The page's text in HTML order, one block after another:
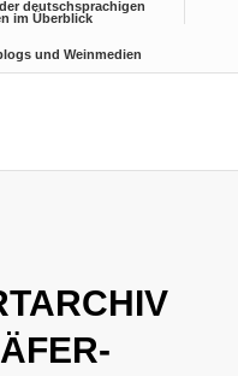
deutschsprachigen
im Überblick
und Weinmedien